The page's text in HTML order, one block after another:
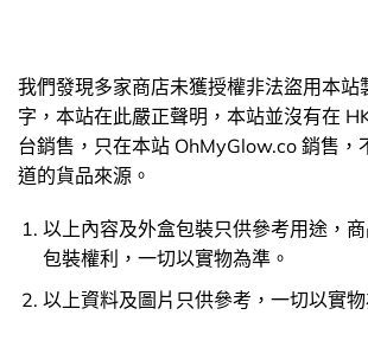
我們發現多家商店未獲授權非法盜用本站
字，本站在此嚴正聲明，本站並沒有在
台銷售，只在本站 OhMyGlow.co 銷售，
道的貨品來源。
以上內容及外盒包裝只供參考用途，
包裝權利，一切以實物為準。
以上資料及圖片只供參考，一切以實